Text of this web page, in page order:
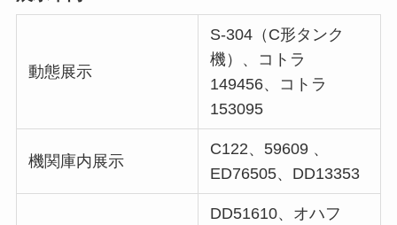
動態展示
S-304（C形タンク
機）、コトラ
149456、コトラ
153095
機関庫内展示
C122、59609 、
ED76505、DD13353
DD51610、オハフ